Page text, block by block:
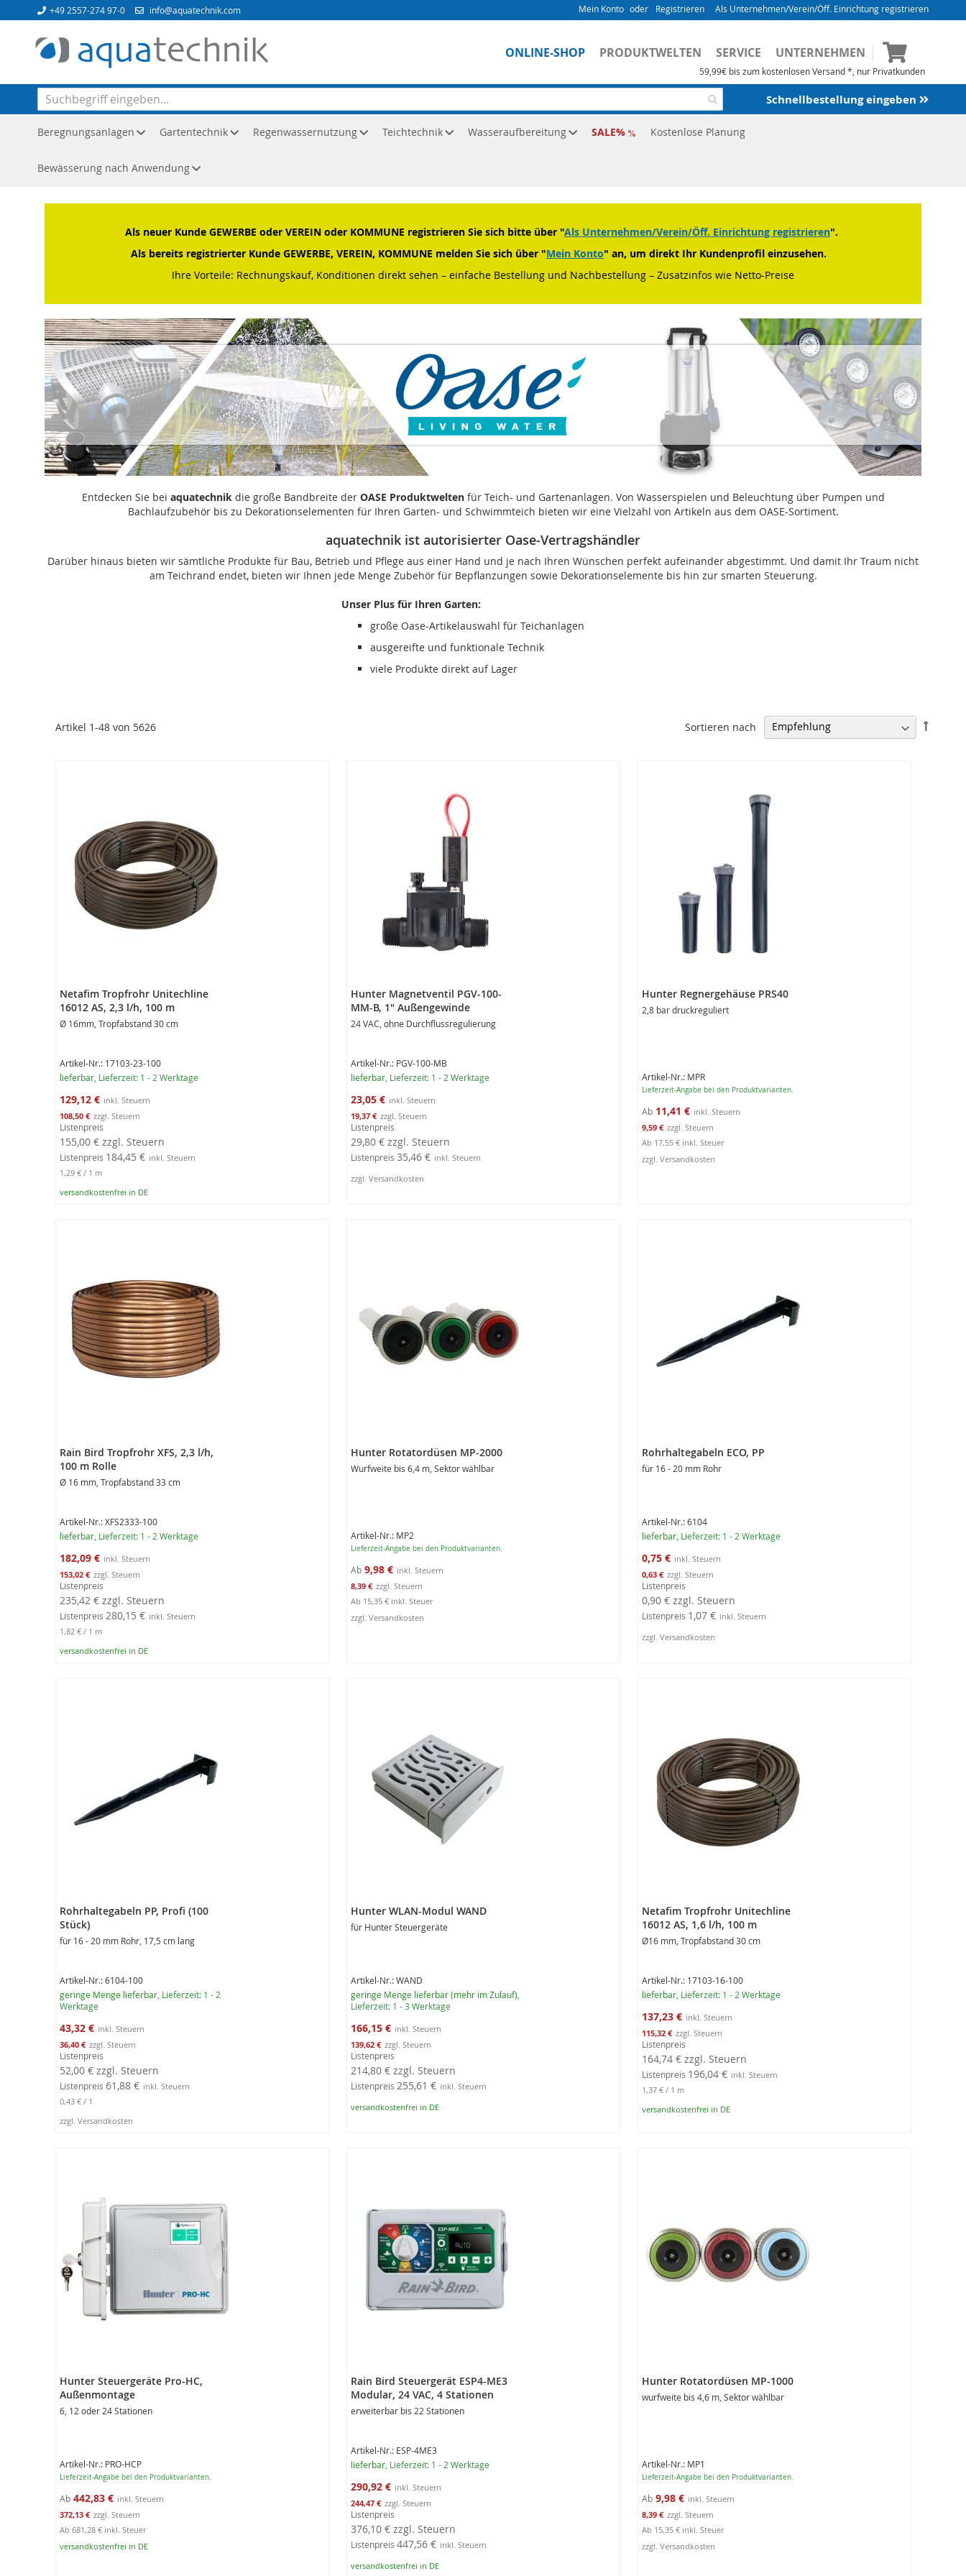
+49 2557-274 97-0 info@aquatechnik.com
Direkt
zum
Inhalt
Als Unternehmen/Verein/Öff. Einrichtung registrieren
Mein Konto Registrieren
ONLINE-SHOP PRODUKTWELTEN SERVICE UNTERNEHMEN
59,99€ bis zum kostenlosen Versand *, nur Privatkunden
Mein
Schnellbestellung eingeben
Beregnungsanlagen Gartentechnik Regenwassernutzung Teichtechnik Wasseraufbereitung SALE Kostenlose Planung
Bewässerung nach Anwendung
Startseite Brands OASE
Als neuer Kunde GEWERBE oder VEREIN oder KOMMUNE registrieren Sie sich bitte über "Als Unternehmen/Verein/Öff. Einrichtung registrieren".
Als bereits registrierter Kunde GEWERBE, VEREIN, KOMMUNE melden Sie sich über "Mein Konto" an, um direkt Ihr Kundenprofil einzusehen.
Ihre Vorteile: Rechnungskauf, Konditionen direkt sehen – einfache Bestellung und Nachbestellung – Zusatzinfos wie Netto-Preise
Entdecken Sie bei aquatechnikdie große Bandbreite der OASE Produktweltenfür Teich- und Gartenanlagen. Von Wasserspielen und Beleuchtung über Pumpen und
Bachlaufzubehör bis zu Dekorationselementen für Ihren Garten- und Schwimmteich bieten wir eine Vielzahl von Artikeln aus dem OASE-Sortiment.
aquatechnik ist autorisierter Oase-Vertragshändler
Darüber hinaus bieten wir sämtliche Produkte für Bau, Betrieb und Pflege aus einer Hand und je nach Ihren Wünschen perfekt aufeinander abgestimmt. Und damit Ihr Traum nicht
am Teichrand endet, bieten wir Ihnen jede Menge Zubehör für Bepflanzungen sowie Dekorationselemente bis hin zur smarten Steuerung.
Unser Plus für Ihren Garten:
große Oase-Artikelauswahl für Teichanlagen
ausgereifte und funktionale Technik
viele Produkte direkt auf Lager
Artikel 1-48von 5626 Sortieren nach
In
Netafim Tropfrohr Unitechline
16012 AS, 2,3 l/h, 100 m
Ø 16mm, Tropfabstand 30 cm
Artikel-Nr.: 17103-23-100
lieferbar, Lieferzeit: 1 - 2 Werktage
Sonderangebot
129,12 €
108,50 €
Listenpreis
155,00 € zzgl. Steuern
Listenpreis 184,45 €
1,29 €/ 1 m
versandkostenfrei in DE
Hunter Magnetventil PGV-100-
MM-B, 1" Außengewinde
24 VAC, ohne Durchflussregulierung
Artikel-Nr.: PGV-100-MB
lieferbar, Lieferzeit: 1 - 2 Werktage
Sonderangebot
23,05 €
19,37 €
Listenpreis
29,80 € zzgl. Steuern
Listenpreis 35,46 €
zzgl. Versandkosten
Hunter Regnergehäuse PRS40
2,8 bar druckreguliert
Artikel-Nr.: MPR
Lieferzeit-Angabe bei den Produktvarianten.
Ab 11,41 €
9,59 €
Ab 17,55 € inkl. Steuer
zzgl. Versandkosten
Rain Bird Tropfrohr XFS, 2,3 l/h,
100 m Rolle
Ø 16 mm, Tropfabstand 33 cm
Artikel-Nr.: XFS2333-100
lieferbar, Lieferzeit: 1 - 2 Werktage
Sonderangebot
182,09 €
153,02 €
Listenpreis
235,42 € zzgl. Steuern
Listenpreis 280,15 €
1,82 €/ 1 m
versandkostenfrei in DE
Hunter Rotatordüsen MP-2000
Wurfweite bis 6,4 m, Sektor wählbar
Artikel-Nr.: MP2
Lieferzeit-Angabe bei den Produktvarianten.
Ab 9,98 €
8,39 €
Ab 15,35 € inkl. Steuer
zzgl. Versandkosten
Rohrhaltegabeln ECO, PP
für 16 - 20 mm Rohr
Artikel-Nr.: 6104
lieferbar, Lieferzeit: 1 - 2 Werktage
Sonderangebot
0,75 €
0,63 €
Listenpreis
0,90 € zzgl. Steuern
Listenpreis 1,07 €
zzgl. Versandkosten
Rohrhaltegabeln PP, Profi (100
Stück)
für 16 - 20 mm Rohr, 17,5 cm lang
Artikel-Nr.: 6104-100
geringe Menge lieferbar, Lieferzeit: 1 - 2
Werktage
Sonderangebot
43,32 €
36,40 €
Listenpreis
52,00 € zzgl. Steuern
Listenpreis 61,88 €
0,43 €/ 1
zzgl. Versandkosten
Hunter WLAN-Modul WAND
für Hunter Steuergeräte
Artikel-Nr.: WAND
geringe Menge lieferbar (mehr im Zulauf)
Lieferzeit: 1 - 3 Werktage
Sonderangebot
166,15 €
139,62 €
Listenpreis
214,80 € zzgl. Steuern
Listenpreis 255,61 €
versandkostenfrei in DE
Netafim Tropfrohr Unitechline
16012 AS, 1,6 l/h, 100 m
Ø16 mm, Tropfabstand 30 cm
Artikel-Nr.: 17103-16-100
lieferbar, Lieferzeit: 1 - 2 Werktage
Sonderangebot
137,23 €
115,32 €
Listenpreis
164,74 € zzgl. Steuern
Listenpreis 196,04 €
1,37 €/ 1 m
versandkostenfrei in DE
Hunter Steuergeräte Pro-HC,
Außenmontage
6, 12 oder 24 Stationen
Artikel-Nr.: PRO-HCP
Lieferzeit-Angabe bei den Produktvarianten.
Ab 442,83 €
372,13 €
Ab 681,28 € inkl. Steuer
versandkostenfrei in DE
Rain Bird Steuergerät ESP4-ME3
Modular, 24 VAC, 4 Stationen
erweiterbar bis 22 Stationen
Artikel-Nr.: ESP-4ME3
lieferbar, Lieferzeit: 1 - 2 Werktage
Sonderangebot
290,92 €
244,47 €
Listenpreis
376,10 € zzgl. Steuern
Listenpreis 447,56 €
versandkostenfrei in DE
Hunter Rotatordüsen MP-1000
wurfweite bis 4,6 m, Sektor wählbar
Artikel-Nr.: MP1
Lieferzeit-Angabe bei den Produktvarianten.
Ab 9,98 €
8,39 €
Ab 15,35 € inkl. Steuer
zzgl. Versandkosten